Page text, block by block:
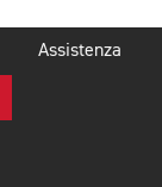
Assistenza